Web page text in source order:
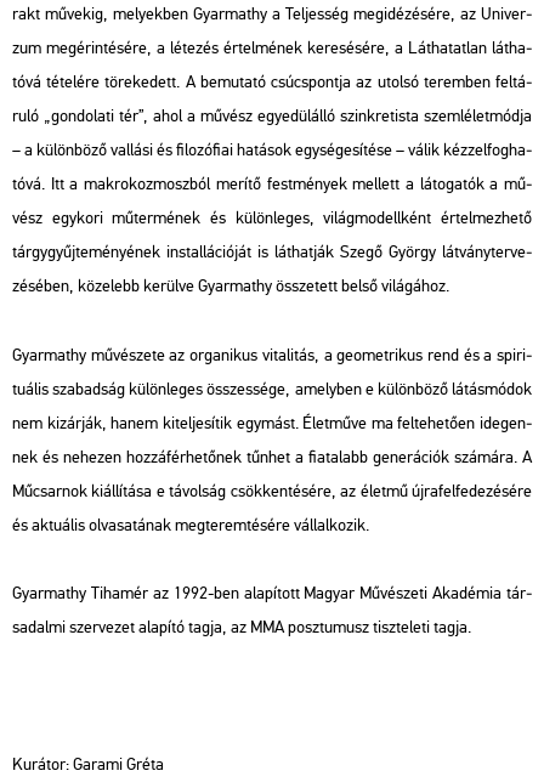
rakt mű­ve­kig, me­lyek­ben Gyar­ma­thy a Tel­jes­ség meg­idé­zé­sé­re, az Uni­ver­
zum meg­érin­té­sé­re, a lé­te­zés ér­tel­mé­nek ke­re­sé­sé­re, a Lát­ha­tat­lan lát­ha­
tó­vá té­te­lé­re tö­re­ke­dett. A be­mu­ta­tó csúcs­pont­ja az utol­só te­rem­ben fel­tá­
ru­ló „gon­do­la­ti tér”, ahol a mű­vész egye­dül­ál­ló szink­retis­ta szem­lé­let­mód­ja
– a kü­lön­bö­ző val­lá­si és fi­lo­zó­fi­ai ha­tá­sok egy­sé­ge­sí­té­se – válik kéz­zel­fog­ha­
tó­vá. Itt a mak­ro­koz­mosz­ból me­rí­tő fest­mé­nyek mel­lett a lá­to­ga­tók a mű­
vész egy­ko­ri mű­ter­mé­nek és kü­lön­le­ges, vi­lág­mo­dell­ként ér­tel­mez­he­tő
tárgy­gyűj­te­mé­nyé­nek ins­tal­lá­ci­ó­ját is lát­hat­ják Szegő György lát­vány­ter­ve­
zé­sé­ben, kö­ze­lebb ke­rül­ve Gyar­ma­thy össze­tett belső vi­lá­gá­hoz.
Gyar­ma­thy mű­vé­sze­te az or­ga­ni­kus vi­ta­li­tás, a geo­met­ri­kus rend és a spi­ri­
tu­á­lis sza­bad­ság kü­lön­le­ges összes­sé­ge, amely­ben e kü­lön­bö­ző lá­tás­mó­dok
nem ki­zár­ják, hanem ki­tel­je­sí­tik egy­mást. Élet­mű­ve ma fel­te­he­tő­en ide­gen­
nek és ne­he­zen hoz­zá­fér­he­tő­nek tűn­het a fi­a­ta­labb ge­ne­rá­ci­ók szá­má­ra. A
Mű­csar­nok ki­ál­lí­tá­sa e tá­vol­ság csök­ken­té­sé­re, az élet­mű új­ra­fel­fe­de­zé­sé­re
és ak­tu­á­lis ol­va­sa­tá­nak meg­te­rem­té­sé­re vál­lal­ko­zik.
Gyar­ma­thy Ti­ha­mér az 1992-ben ala­pí­tott Ma­gyar Mű­vé­sze­ti Aka­dé­mia tár­
sa­dal­mi szer­ve­zet ala­pí­tó tagja, az MMA posz­tu­musz tisz­te­le­ti tagja.
Ku­rá­tor: Ga­ra­mi Gréta